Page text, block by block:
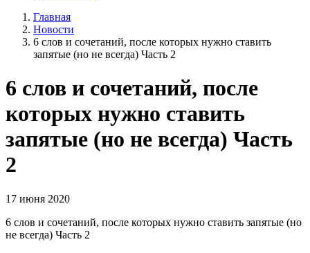
Главная
Новости
6 слов и сочетаний, после которых нужно ставить
запятые (но не всегда) Часть 2
6 слов и сочетаний, после
которых нужно ставить
запятые (но не всегда) Часть
2
17 июня 2020
6 слов и сочетаний, после которых нужно ставить запятые (но
не всегда) Часть 2